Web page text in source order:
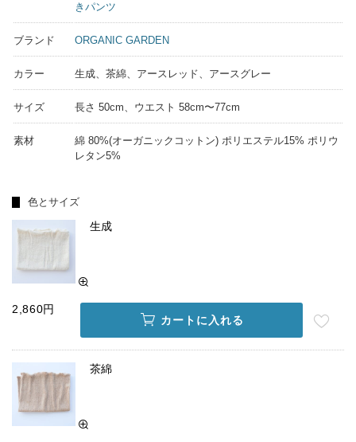
きパンツ
ブランド ORGANIC GARDEN
カラー 生成、茶綿、アースレッド、アースグレー
サイズ 長さ 50cm、ウエスト 58cm〜77cm
素材
綿 80%(オーガニックコットン) ポリエステル15% ポリウ
レタン5%
色とサイズ
生成
2,860円
カートに入れる
茶綿